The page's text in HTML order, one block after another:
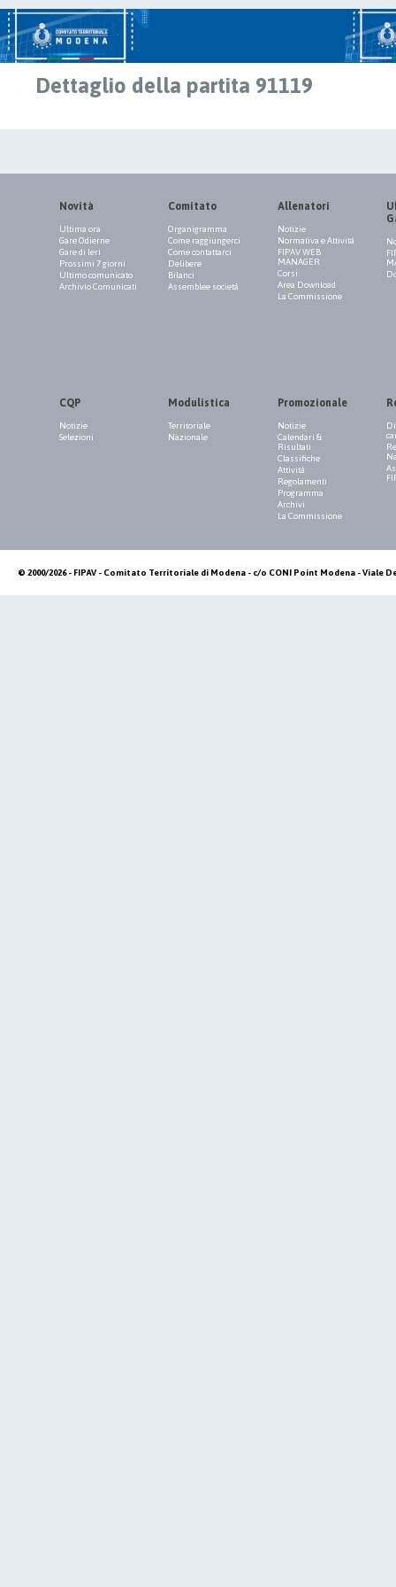
Dettaglio della partita 91119
Novità
Ultima ora
Gare Odierne
Gare di Ieri
Prossimi 7 giorni
Ultimo comunicato
Archivio Comunicati
Comitato
Organigramma
Come raggiungerci
Come contattarci
Delibere
Bilanci
Assemblee società
Allenatori
Notizie
Normativa e Attività
FIPAV WEB
MANAGER
Corsi
Area Download
La Commissione
CQP
Notizie
Selezioni
Modulistica
Territoriale
Nazionale
Promozionale
Notizie
Calendari &
Risultati
Classifiche
Attività
Regolamenti
Programma
Archivi
La Commissione
© 2000/2026 - FIPAV - Comitato Territoriale di Modena - c/o CONI Point Modena - Viale